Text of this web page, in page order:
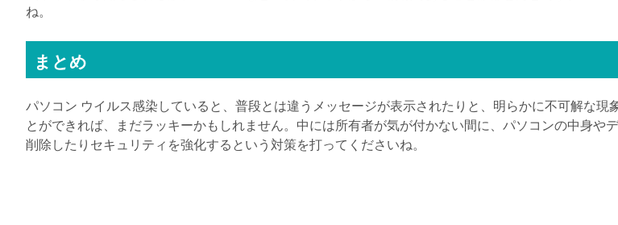
ね。
まとめ
パソコン ウイルス感染していると、普段とは違うメッセージが表示されたりと、明らかに不可解な
とができれば、まだラッキーかもしれません。中には所有者が気が付かない間に、パソコンの中身
削除したりセキュリティを強化するという対策を打ってくださいね。